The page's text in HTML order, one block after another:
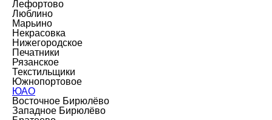
Лефортово
Люблино
Марьино
Некрасовка
Нижегородское
Печатники
Рязанское
Текстильщики
Южнопортовое
ЮАО
Восточное Бирюлёво
Западное Бирюлёво